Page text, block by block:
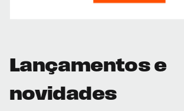
Lançamentos e
novidades